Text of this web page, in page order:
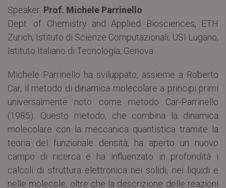
Speaker: Prof. Michele Parrinello
Dept. of Chemistry and Applied Biosciences, ETH
Zurich; Istituto di Scienze Computazionali, USI Lugano;
Istituto Italiano di Tecnologia, Genova
Michele Parrinello ha sviluppato, assieme a Roberto
Car, il metodo di dinamica molecolare a principi primi
universalmente noto come metodo Car-Parrinello
(1985). Questo metodo, che combina la dinamica
molecolare con la meccanica quantistica tramite la
teoria del funzionale densità, ha aperto un nuovo
campo di ricerca e ha influenzato in profondità i
calcoli di struttura elettronica nei solidi, nei liquidi e
nelle molecole, oltre che la descrizione delle reazioni